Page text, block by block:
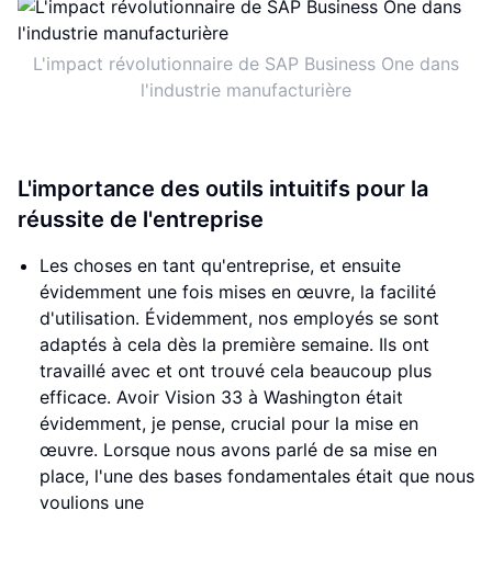
L'impact révolutionnaire de SAP Business One dans
l'industrie manufacturière
L'importance des outils intuitifs pour la
réussite de l'entreprise
Les choses en tant qu'entreprise, et ensuite
évidemment une fois mises en œuvre, la facilité
d'utilisation. Évidemment, nos employés se sont
adaptés à cela dès la première semaine. Ils ont
travaillé avec et ont trouvé cela beaucoup plus
efficace. Avoir Vision 33 à Washington était
évidemment, je pense, crucial pour la mise en
œuvre. Lorsque nous avons parlé de sa mise en
place, l'une des bases fondamentales était que nous
voulions une